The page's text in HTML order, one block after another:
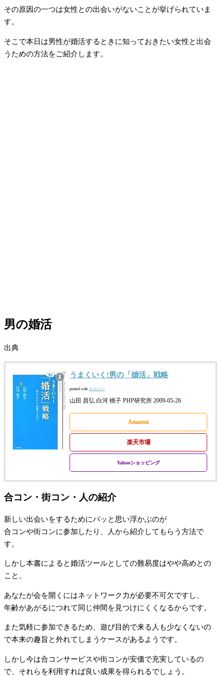
その原因の一つは女性との出会いがないことが挙げられていま
す。
そこで本日は男性が婚活するときに知っておきたい女性と出会
うための方法をご紹介します。
男の婚活
出典
うまくいく!男の「婚活」戦略
posted with カエレバ
山田 昌弘 白河 桃子 PHP研究所 2009-05-26
Amazon
楽天市場
Yahooショッピング
合コン・街コン・人の紹介
新しい出会いをするためにパッと思い浮かぶのが
合コンや街コンに参加したり、人から紹介してもらう方法で
す。
しかし本書によると婚活ツールとしての難易度はやや高めとの
こと。
あなたが会を開くにはネットワーク力が必要不可欠ですし、
年齢があがるにつれて同じ仲間を見つけにくくなるからです。
また気軽に参加できるため、遊び目的で来る人も少なくないの
で本来の趣旨と外れてしまうケースがあるようです。
しかし今は合コンサービスや街コンが安価で充実しているの
で、それらを利用すれば良い成果を得られるでしょう。